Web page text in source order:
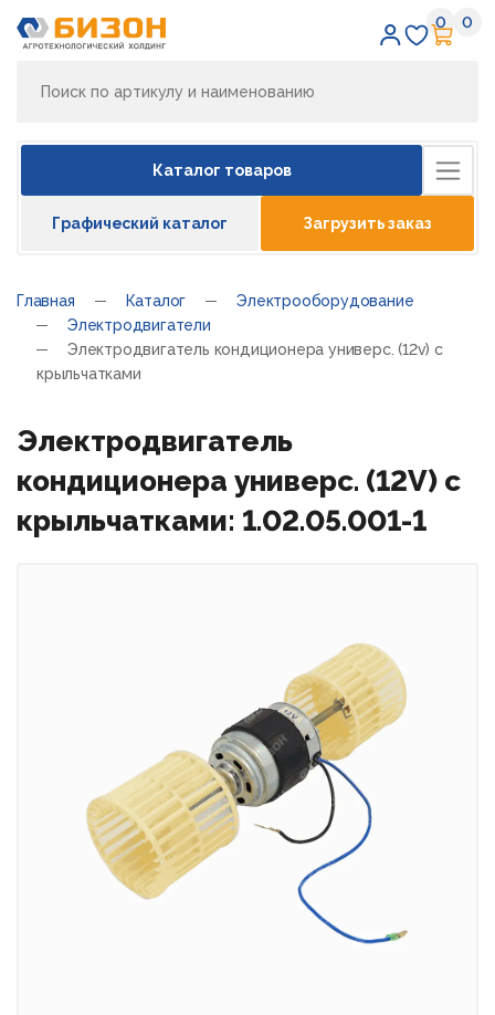
0 0
Каталог товаров
Графический каталог Загрузить заказ
Главная Каталог
Электрооборудование
Электродвигатели
Электродвигатель кондиционера универс. (12v) с
крыльчатками
Электродвигатель
кондиционера универс. (12V) с
крыльчатками: 1.02.05.001-1